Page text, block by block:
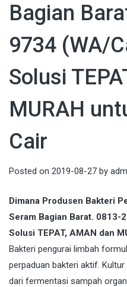
Bagian
9734 (WA/
Solusi
MURAH
Cair
Posted on 2019-08-27 by
Dimana Produsen Bakteri
Seram Bagian Barat.
Solusi TEPAT, AMAN dan
Bakteri pengurai limbah
perpaduan bakteri aktif.
dari fermentasi sampah